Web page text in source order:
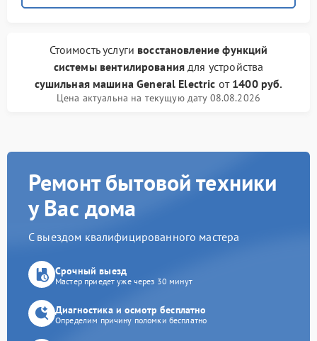
Стоимость услуги восстановление функций
системы вентилирования для устройства
сушильная машина General Electric от 1400 руб.
Цена актуальна на текущую дату 08.08.2026
Ремонт бытовой техники
у Вас дома
С выездом квалифицированного мастера
Срочный выезд
Мастер приедет уже через 30 минут
Диагностика и осмотр бесплатно
Определим причину поломки бесплатно